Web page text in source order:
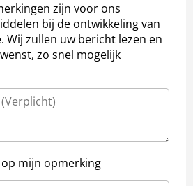
zijn voor ons
bij de ontwikkeling van
Wij zullen uw bericht lezen en
zo snel mogelijk
mijn opmerking